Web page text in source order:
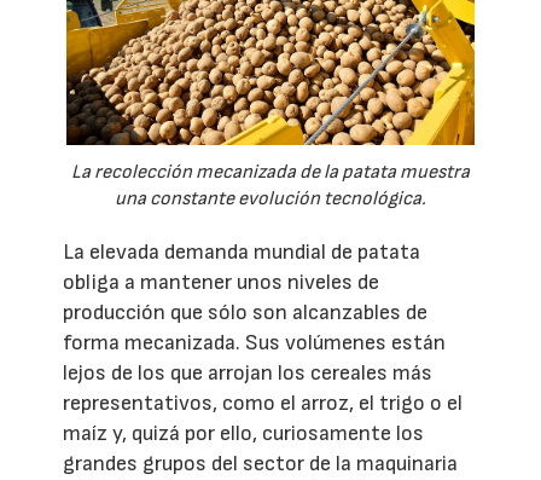
La recolección mecanizada de la patata muestra
una constante evolución tecnológica.
La elevada demanda mundial de patata
obliga a mantener unos niveles de
producción que sólo son alcanzables de
forma mecanizada. Sus volúmenes están
lejos de los que arrojan los cereales más
representativos, como el arroz, el trigo o el
maíz y, quizá por ello, curiosamente los
grandes grupos del sector de la maquinaria